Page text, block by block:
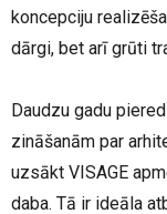
koncepciju
dārgi, bet arī grūti
Daudzu gadu
zināšanām par
uzsākt VISAGE
daba. Tā ir ideāla